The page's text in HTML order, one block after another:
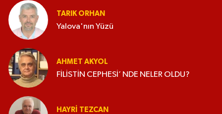
TARIK ORHAN
Yalova'nın Yüzü
AHMET AKYOL
FİLİSTİN CEPHESİ’ NDE NELER OLDU?
HAYRI TEZCAN